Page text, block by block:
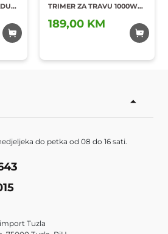
TRIMER ZA TRAVU 1000W
189,00 KM
Dodaj u
do petka od 08 do 16 sati.
Tuzla